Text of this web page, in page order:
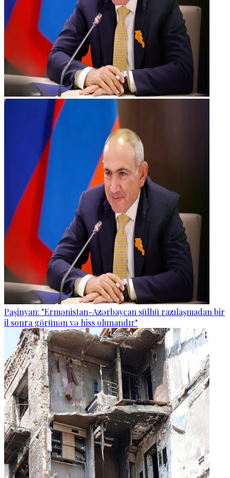
Paşinyan: "Ermənistan-Azərbaycan sülhü razılaşmadan bir
il sonra görünən və hiss olunandır"